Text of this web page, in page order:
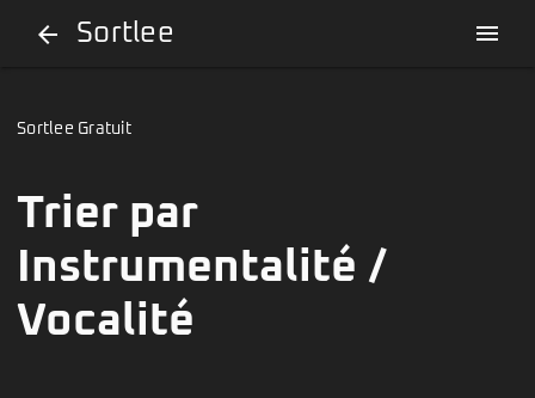
arrow_back Sortlee menu
Sortlee Gratuit
Trier par
Instrumentalité /
Vocalité